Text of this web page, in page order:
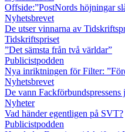
Offside:”PostNords höjningar
Nyhetsbrevet
De utser vinnarna av
Tidskriftspriset
”Det sämsta från två världar”
Publicistpodden
Nya inriktningen för Filter:
Nyhetsbrevet
De vann
Nyheter
Vad händer egentligen på SVT?
Publicistpodden